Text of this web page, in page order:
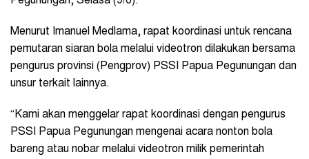
Menurut Imanuel Medlama, rapat koordinasi untuk rencana
pemutaran siaran bola melalui videotron dilakukan bersama
pengurus provinsi (Pengprov) PSSI Papua Pegunungan dan
unsur terkait lainnya.
“Kami akan menggelar rapat koordinasi dengan pengurus
PSSI Papua Pegunungan mengenai acara nonton bola
bareng atau nobar melalui videotron milik pemerintah